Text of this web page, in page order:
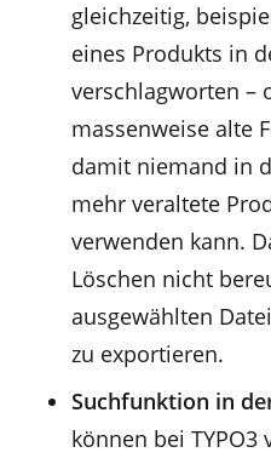
gleichzeitig,
eines Produkts in
verschlagworten –
massenweise alte
damit niemand in
mehr veraltete
verwenden kann.
Löschen nicht
ausgewählten
zu exportieren.
Suchfunktion in
können bei